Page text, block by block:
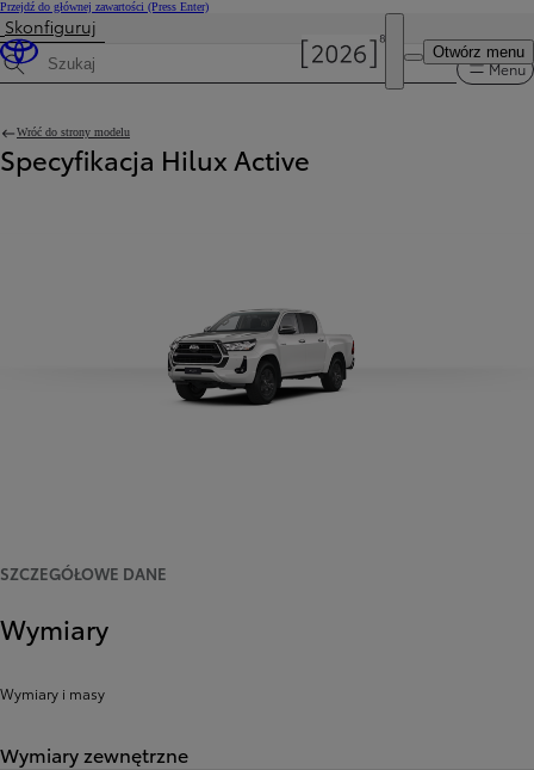
Przejdź do głównej zawartości (Press Enter)
Otwórz menu
Skonfiguruj
Wyszukaj dane techniczne Menu
Wróć do strony modelu
Specyfikacja Hilux Active
SZCZEGÓŁOWE DANE
Wymiary
Wymiary i masy
Wymiary zewnętrzne